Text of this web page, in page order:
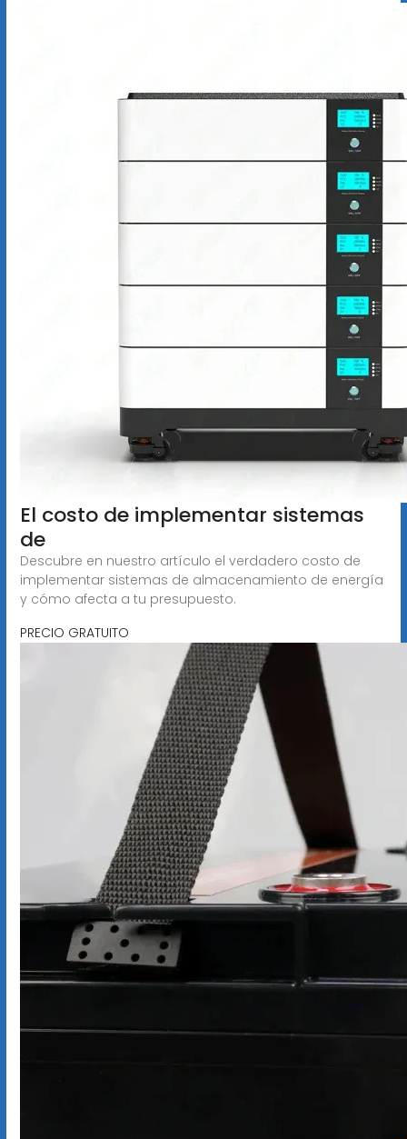
El costo de implementar sistemas
de
Descubre en nuestro artículo el verdadero costo de
implementar sistemas de almacenamiento de energía
y cómo afecta a tu presupuesto.
PRECIO GRATUITO